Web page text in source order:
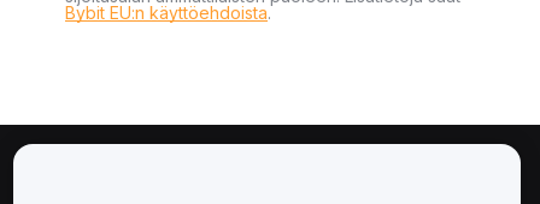
Bybit EU:n käyttöehdoista.